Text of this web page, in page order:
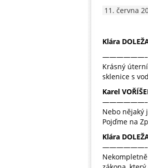
11. června
Klára
——————–
Krásný
sklenice s
Karel
——————–
Nebo nějaký
Pojďme na
Klára
——————–